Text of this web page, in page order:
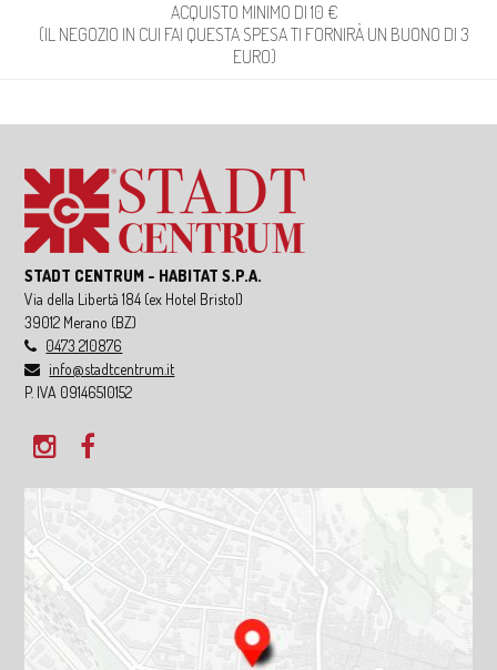
ACQUISTO MINIMO DI 10 €
(IL NEGOZIO IN CUI FAI QUESTA SPESA TI FORNIRÀ UN BUONO DI 3
EURO)
STADT CENTRUM - HABITAT S.P.A.
Via della Libertà 184 (ex Hotel Bristol)
39012 Merano (BZ)
0473 210876
info@stadtcentrum.it
P. IVA 09146510152